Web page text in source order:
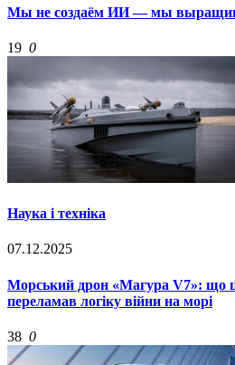
Мы не создаём ИИ — мы
19 0
Наука і техніка
07.12.2025
Морський дрон «Магура V7»: що
переламав логіку війни на морі
38 0